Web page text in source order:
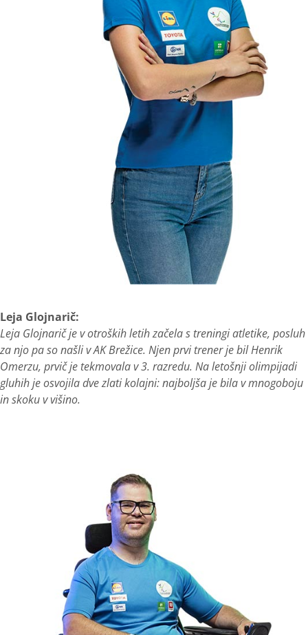
Leja Glojnarič:
Leja Glojnarič je v otroških letih začela s treningi atletike, posluh
za njo pa so našli v AK Brežice. Njen prvi trener je bil Henrik
Omerzu, prvič je tekmovala v 3. razredu. Na letošnji olimpijadi
gluhih je osvojila dve zlati kolajni: najboljša je bila v mnogoboju
in skoku v višino.